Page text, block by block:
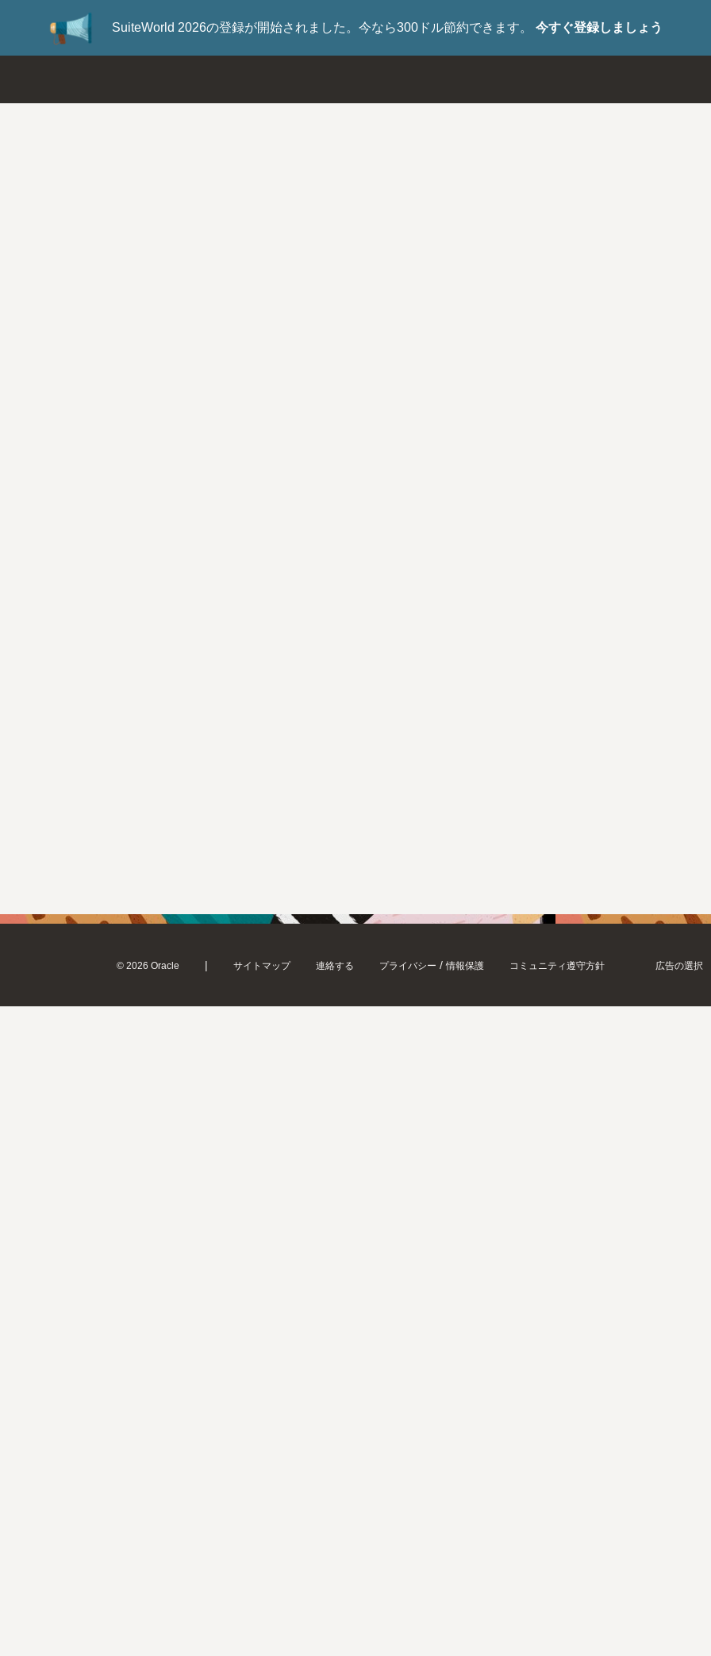
SuiteWorld 2026の登録が開始されました。今なら300ドル節約できます。 今すぐ登録しましょう
© 2026 Oracle | サイトマップ 連絡する プライバシー / 情報保護 コミュニティ遵守方針 広告の選択